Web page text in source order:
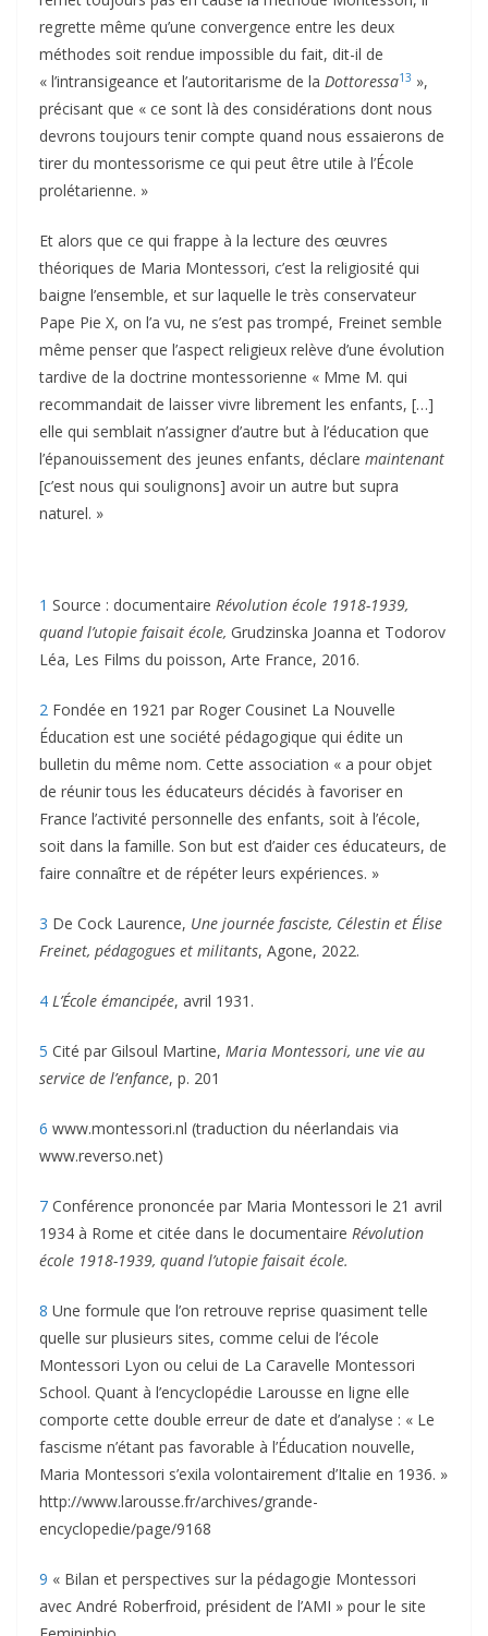
regrette même qu’une convergence entre les deux
méthodes soit rendue impossible du fait, dit-il de
« l’intransigeance et l’autoritarisme de la Dottoressa13 »,
précisant que « ce sont là des considérations dont nous
devrons toujours tenir compte quand nous essaierons de
tirer du montessorisme ce qui peut être utile à l’École
prolétarienne. »
Et alors que ce qui frappe à la lecture des œuvres
théoriques de Maria Montessori, c’est la religiosité qui
baigne l’ensemble, et sur laquelle le très conservateur
Pape Pie X, on l’a vu, ne s’est pas trompé, Freinet semble
même penser que l’aspect religieux relève d’une évolution
tardive de la doctrine montessorienne « Mme M. qui
recommandait de laisser vivre librement les enfants, […]
elle qui semblait n’assigner d’autre but à l’éducation que
l’épanouissement des jeunes enfants, déclare maintenant
[c’est nous qui soulignons] avoir un autre but supra
naturel. »
1 Source : documentaire Révolution école 1918-1939,
quand l’utopie faisait école, Grudzinska Joanna et Todorov
Léa, Les Films du poisson, Arte France, 2016.
2 Fondée en 1921 par Roger Cousinet La Nouvelle
Éducation est une société pédagogique qui édite un
bulletin du même nom. Cette association « a pour objet
de réunir tous les éducateurs décidés à favoriser en
France l’activité personnelle des enfants, soit à l’école,
soit dans la famille. Son but est d’aider ces éducateurs, de
faire connaître et de répéter leurs expériences. »
3 De Cock Laurence, Une journée fasciste, Célestin et Élise
Freinet, pédagogues et militants, Agone, 2022.
4 L’École émancipée, avril 1931.
5 Cité par Gilsoul Martine, Maria Montessori, une vie au
service de l’enfance, p. 201
6 www.montessori.nl (traduction du néerlandais via
www.reverso.net)
7 Conférence prononcée par Maria Montessori le 21 avril
1934 à Rome et citée dans le documentaire Révolution
école 1918-1939, quand l’utopie faisait école.
8 Une formule que l’on retrouve reprise quasiment telle
quelle sur plusieurs sites, comme celui de l’école
Montessori Lyon ou celui de La Caravelle Montessori
School. Quant à l’encyclopédie Larousse en ligne elle
comporte cette double erreur de date et d’analyse : « Le
fascisme n’étant pas favorable à l’Éducation nouvelle,
Maria Montessori s’exila volontairement d’Italie en 1936. »
http://www.larousse.fr/archives/grande-
encyclopedie/page/9168
9 « Bilan et perspectives sur la pédagogie Montessori
avec André Roberfroid, président de l’AMI » pour le site